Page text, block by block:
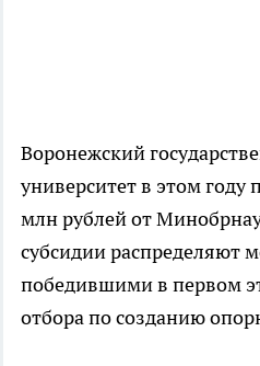
Воронежский
университет в этом году
млн рублей от
субсидии распределяют
победившими в первом
отбора по созданию